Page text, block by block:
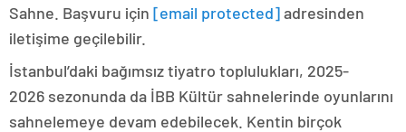
Sahne. Başvuru için [email protected]adresinden
iletişime geçilebilir.
İstanbul’daki bağımsız tiyatro toplulukları, 2025-
2026 sezonunda da İBB Kültür sahnelerinde oyunlarını
sahnelemeye devam edebilecek. Kentin birçok